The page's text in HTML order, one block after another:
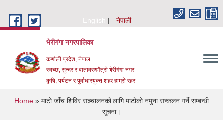
English
नेपाली
भेरीगंगा नगरपालिका
कर्णाली प्रदेश, नेपाल
स्वच्छ, सुन्दर र वातावरणमैत्री भेरीगंगा नगर
कृषि, पर्यटन र पुर्वाधारयुक्त शहर हाम्रो रहर
You are here
Home » माटो जाँच शिविर सञ्चालनको लागि माटोको नमुना सन्कलन गर्ने सम्बन्धी
सूचना।